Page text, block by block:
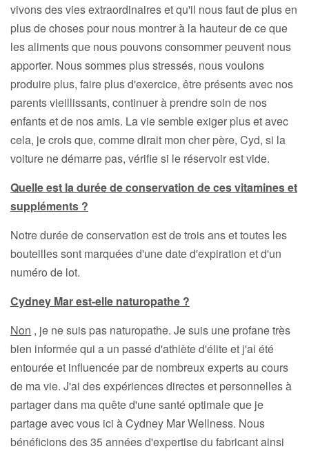
vivons des vies extraordinaires et qu'il nous faut de plus en
plus de choses pour nous montrer à la hauteur de ce que
les aliments que nous pouvons consommer peuvent nous
apporter. Nous sommes plus stressés, nous voulons
produire plus, faire plus d'exercice, être présents avec nos
parents vieillissants, continuer à prendre soin de nos
enfants et de nos amis. La vie semble exiger plus et avec
cela, je crois que, comme dirait mon cher père, Cyd, si la
voiture ne démarre pas, vérifie si le réservoir est vide.
Quelle est la durée de conservation de ces vitamines et
suppléments ?
Notre durée de conservation est de trois ans et toutes les
bouteilles sont marquées d'une date d'expiration et d'un
numéro de lot.
Cydney Mar est-elle naturopathe ?
Non , je ne suis pas naturopathe. Je suis une profane très
bien informée qui a un passé d'athlète d'élite et j'ai été
entourée et influencée par de nombreux experts au cours
de ma vie. J'ai des expériences directes et personnelles à
partager dans ma quête d'une santé optimale que je
partage avec vous ici à Cydney Mar Wellness. Nous
bénéficions des 35 années d'expertise du fabricant ainsi